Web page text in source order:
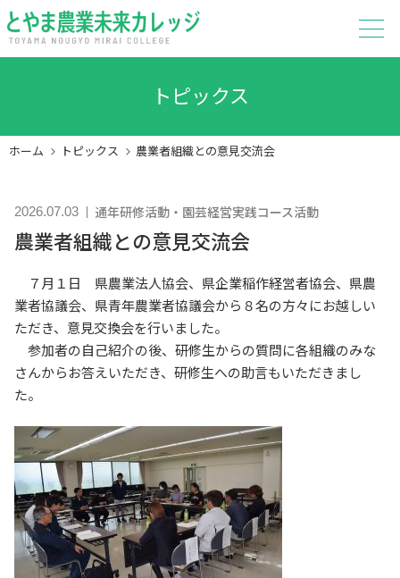
ホーム
トピックス
とやま農業未来カレッジとは
通年研修
トピックス
ホーム トピックス 農業者組織との意見交流会
2026.07.03 通年研修活動 園芸経営実践コース活動
農業者組織との意見交流会
７月１日 県農業法人協会、県企業稲作経営者協会、県農
業者協議会、県青年農業者協議会から８名の方々にお越しい
ただき、意見交換会を行いました。
参加者の自己紹介の後、研修生からの質問に各組織のみな
さんからお答えいただき、研修生への助言もいただきまし
た。